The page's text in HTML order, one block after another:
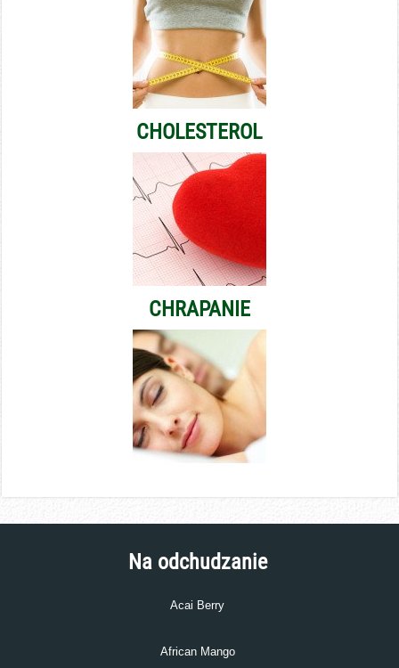
CHOLESTEROL
CHRAPANIE
Na odchudzanie
Acai Berry
African Mango